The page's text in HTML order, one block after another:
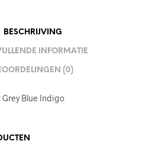
BESCHRIJVING
INFORMATIE
(0)
Blue Indigo